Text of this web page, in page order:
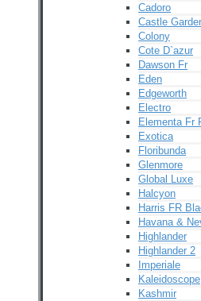
Cadoro
Castle
Colony
Cote D`azur
Dawson Fr
Eden
Edgeworth
Electro
Elementa Fr
Exotica
Floribunda
Glenmore
Global Luxe
Halcyon
Harris FR
Havana &
Highlander
Highlander 2
Imperiale
Kaleidoscope
Kashmir